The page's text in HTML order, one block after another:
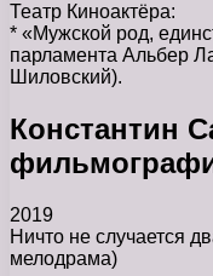
Театр Киноактёра:
* «Мужской род,
парламента Альбер
Шиловский).
Константин
2019
Ничто не случается
мелодрама)